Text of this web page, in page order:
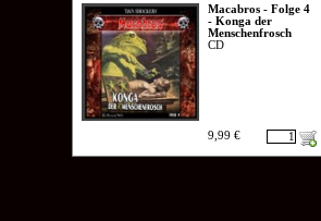
Macabros - Folge 4
- Konga der
Menschenfrosch
CD
9,99 €